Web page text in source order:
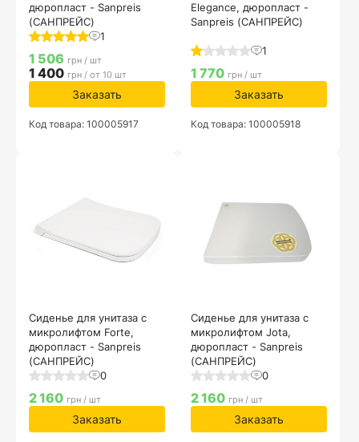
дюропласт - Sanpreis
(САНПРЕЙС)
1
1 506 грн / шт
1 400 грн / от 10 шт
Заказать
Код товара: 100005917
Elegance, дюропласт -
Sanpreis (САНПРЕЙС)
1
1 770 грн / шт
Заказать
Код товара: 100005918
Сиденье для унитаза с
микролифтом Forte,
дюропласт - Sanpreis
(САНПРЕЙС)
0
2 160 грн / шт
Заказать
Сиденье для унитаза с
микролифтом Jota,
дюропласт - Sanpreis
(САНПРЕЙС)
0
2 160 грн / шт
Заказать